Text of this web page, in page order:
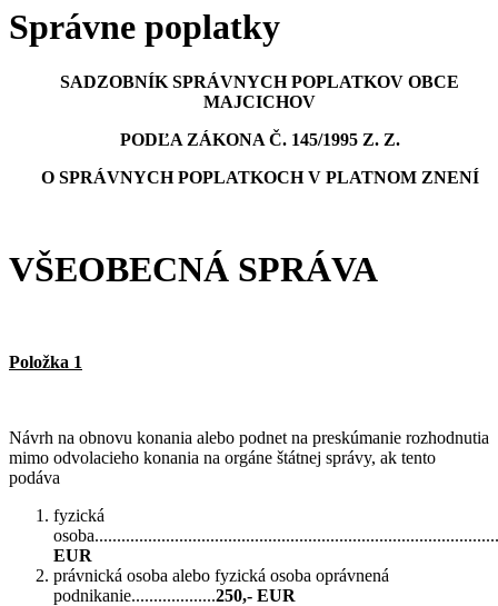
Správne poplatky
SADZOBNÍK SPRÁVNYCH POPLATKOV OBCE
MAJCICHOV
PODĽA ZÁKONA Č. 145/1995 Z. Z.
O SPRÁVNYCH POPLATKOCH V PLATNOM ZNENÍ
VŠEOBECNÁ SPRÁVA
Položka 1
Návrh na obnovu konania alebo podnet na preskúmanie rozhodnutia
mimo odvolacieho konania na orgáne štátnej správy, ak tento
podáva
fyzická
EUR
právnická osoba alebo fyzická osoba oprávnená
podnikanie...................250,- EUR